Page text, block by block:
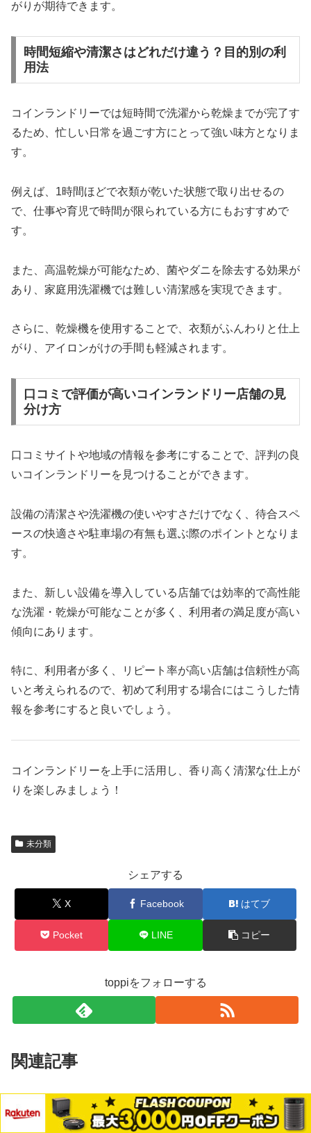
がりが期待できます。
時間短縮や清潔さはどれだけ違う？目的別の利
用法
コインランドリーでは短時間で洗濯から乾燥までが完了す
るため、忙しい日常を過ごす方にとって強い味方となりま
す。
例えば、1時間ほどで衣類が乾いた状態で取り出せるの
で、仕事や育児で時間が限られている方にもおすすめで
す。
また、高温乾燥が可能なため、菌やダニを除去する効果が
あり、家庭用洗濯機では難しい清潔感を実現できます。
さらに、乾燥機を使用することで、衣類がふんわりと仕上
がり、アイロンがけの手間も軽減されます。
口コミで評価が高いコインランドリー店舗の見
分け方
口コミサイトや地域の情報を参考にすることで、評判の良
いコインランドリーを見つけることができます。
設備の清潔さや洗濯機の使いやすさだけでなく、待合スペ
ースの快適さや駐車場の有無も選ぶ際のポイントとなりま
す。
また、新しい設備を導入している店舗では効率的で高性能
な洗濯・乾燥が可能なことが多く、利用者の満足度が高い
傾向にあります。
特に、利用者が多く、リピート率が高い店舗は信頼性が高
いと考えられるので、初めて利用する場合にはこうした情
報を参考にすると良いでしょう。
コインランドリーを上手に活用し、香り高く清潔な仕上が
りを楽しみましょう！
未分類
シェアする
X Facebook はてブ
Pocket LINE コピー
toppiをフォローする
関連記事
スイートチョコの代用品が見つか
る！ミルクチョコ・板チョコで作
ホーム 検索 トップ サイドバー